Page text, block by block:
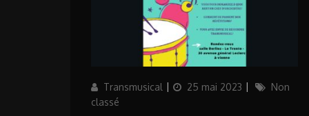
Author
Transmusical
Posted25 mai 2023 Categories
Non
classé